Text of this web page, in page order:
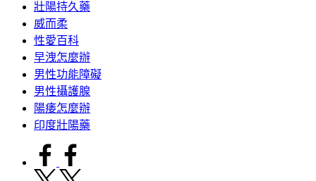
壯陽持久藥
威而柔
性愛百科
早洩怎麼辦
男性功能障礙
男性攝護腺
陽痿怎麼辦
印度壯陽藥
facebook.com
twitter.com